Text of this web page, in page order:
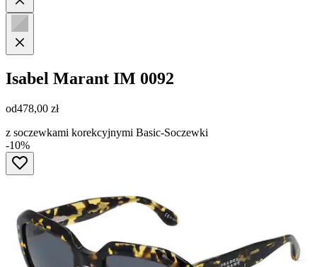
Isabel Marant IM 0092
od478,00 zł
z soczewkami korekcyjnymi Basic-Soczewki
-10%